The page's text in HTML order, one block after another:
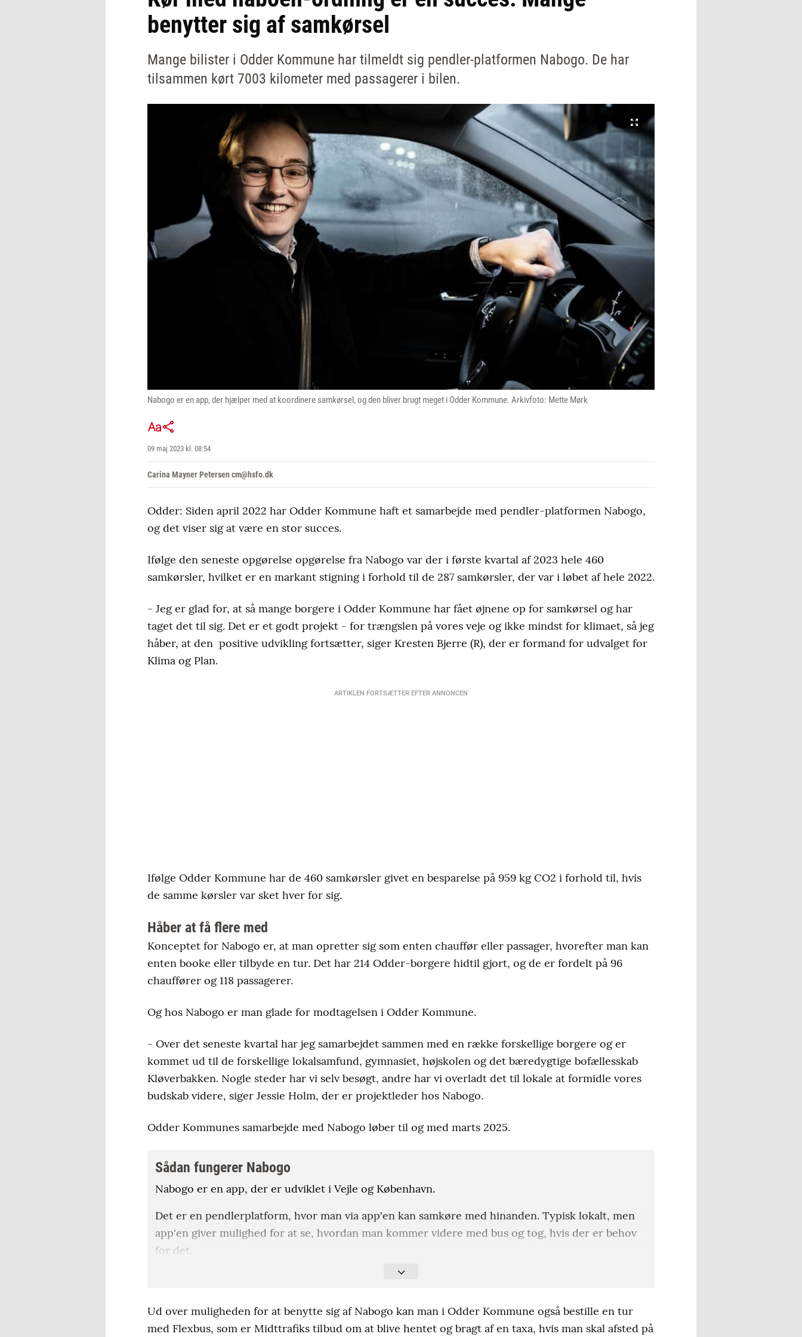
benytter sig af samkørsel
Mange bilister i Odder Kommune har tilmeldt sig pendler-platformen Nabogo. De har
tilsammen kørt 7003 kilometer med passagerer i bilen.
Nabogo er en app, der hjælper med at koordinere samkørsel, og den bliver brugt meget i Odder Kommune. Arkivfoto: Mette Mørk
09 maj 2023 kl. 08:54
Carina Mayner Petersen cm@hsfo.dk
Odder: Siden april 2022 har Odder Kommune haft et samarbejde med pendler-platformen Nabogo,
og det viser sig at være en stor succes.
Ifølge den seneste opgørelse opgørelse fra Nabogo var der i første kvartal af 2023 hele 460
samkørsler, hvilket er en markant stigning i forhold til de 287 samkørsler, der var i løbet af hele 2022.
- Jeg er glad for, at så mange borgere i Odder Kommune har fået øjnene op for samkørsel og har
taget det til sig. Det er et godt projekt - for trængslen på vores veje og ikke mindst for klimaet, så jeg
håber, at den positive udvikling fortsætter, siger Kresten Bjerre (R), der er formand for udvalget for
Klima og Plan.
ARTIKLEN FORTSÆTTER EFTER ANNONCEN
Ifølge Odder Kommune har de 460 samkørsler givet en besparelse på 959 kg CO2 i forhold til, hvis
de samme kørsler var sket hver for sig.
Håber at få flere med
Konceptet for Nabogo er, at man opretter sig som enten chauffør eller passager, hvorefter man kan
enten booke eller tilbyde en tur. Det har 214 Odder-borgere hidtil gjort, og de er fordelt på 96
chauffører og 118 passagerer.
Og hos Nabogo er man glade for modtagelsen i Odder Kommune.
- Over det seneste kvartal har jeg samarbejdet sammen med en række forskellige borgere og er
kommet ud til de forskellige lokalsamfund, gymnasiet, højskolen og det bæredygtige bofællesskab
Kløverbakken. Nogle steder har vi selv besøgt, andre har vi overladt det til lokale at formidle vores
budskab videre, siger Jessie Holm, der er projektleder hos Nabogo.
Odder Kommunes samarbejde med Nabogo løber til og med marts 2025.
Sådan fungerer Nabogo
Nabogo er en app, der er udviklet i Vejle og København.
Det er en pendlerplatform, hvor man via app'en kan samkøre med hinanden. Typisk lokalt, men
app'en giver mulighed for at se, hvordan man kommer videre med bus og tog, hvis der er behov
for det.
Betalingen sker via appen, og der er en fast kilometerpris på 75 øre. Ifølge Nabogo er prisen
som et erhverv.
Ud over muligheden for at benytte sig af Nabogo kan man i Odder Kommune også bestille en tur
med Flexbus, som er Midttrafiks tilbud om at blive hentet og bragt af en taxa, hvis man skal afsted på